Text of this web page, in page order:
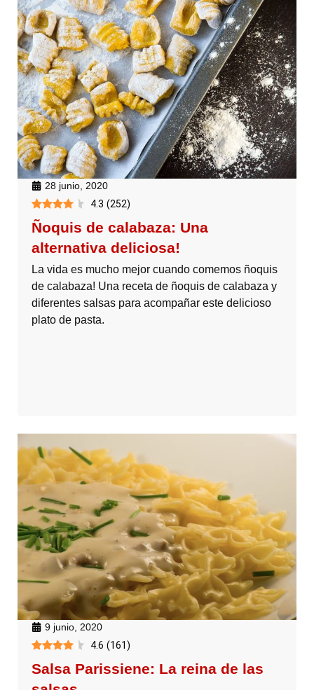
28 junio, 2020
4.3 (252)
Ñoquis de calabaza: Una
alternativa deliciosa!
La vida es mucho mejor cuando comemos ñoquis
de calabaza! Una receta de ñoquis de calabaza y
diferentes salsas para acompañar este delicioso
plato de pasta.
9 junio, 2020
4.6 (161)
Salsa Parissiene: La reina de las